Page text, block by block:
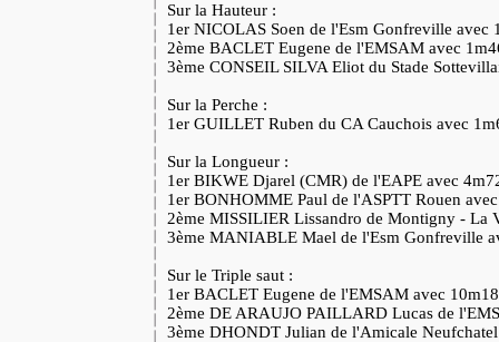
Sur la Hauteur :
1er NICOLAS Soen de l'Esm Gonfreville avec
2ème BACLET Eugene de l'EMSAM avec
3ème CONSEIL SILVA Eliot du Stade
Sur la Perche :
1er GUILLET Ruben du CA Cauchois avec
Sur la Longueur :
1er BIKWE Djarel (CMR) de l'EAPE avec
1er BONHOMME Paul de l'ASPTT Rouen
2ème MISSILIER Lissandro de Montigny - La
3ème MANIABLE Mael de l'Esm Gonfreville
Sur le Triple saut :
1er BACLET Eugene de l'EMSAM avec
2ème DE ARAUJO PAILLARD Lucas de
3ème DHONDT Julian de l'Amicale